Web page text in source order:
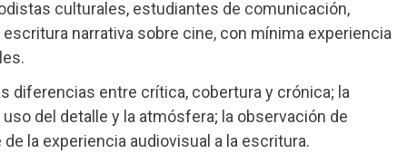
culturales, estudiantes de comunicación,
narrativa sobre cine, con mínima experiencia
diferencias entre crítica, cobertura y crónica; la
del detalle y la atmósfera; la observación de
la experiencia audiovisual a la escritura.